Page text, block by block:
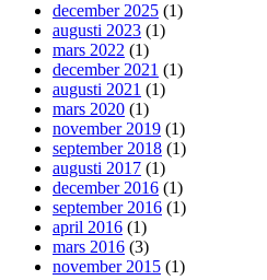
december 2025 (1)
augusti 2023 (1)
mars 2022 (1)
december 2021 (1)
augusti 2021 (1)
mars 2020 (1)
november 2019 (1)
september 2018 (1)
augusti 2017 (1)
december 2016 (1)
september 2016 (1)
april 2016 (1)
mars 2016 (3)
november 2015 (1)